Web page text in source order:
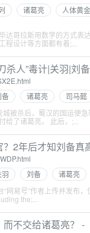
诸葛亮 人体黄
达哥拉斯用数学的方式表
设计等方面都有着;...
杀人”毒计|关羽|刘
备 诸葛亮
司马懿
被杀后，蜀汉的国运便
了诸葛亮。 此后，;...
2年后才知刘备真
羽 刘备 诸葛亮
网易号”作者上传并发布
the;...
不交给诸葛亮？ -